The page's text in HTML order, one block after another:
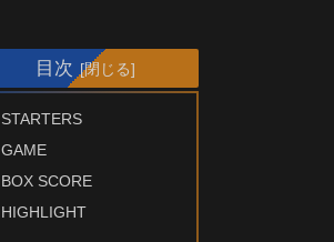
目次
STARTERS
GAME
BOX SCORE
HIGHLIGHT